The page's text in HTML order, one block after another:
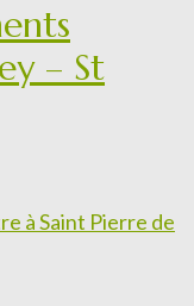
– St